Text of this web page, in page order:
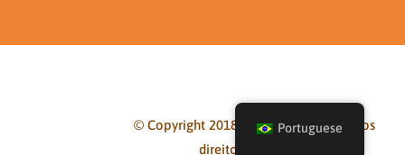
© Copyright 2018-2021 - AIPC - Todos os
direitos reservados
Portuguese